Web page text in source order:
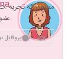
عضویت:
ممنون که تجربه
این